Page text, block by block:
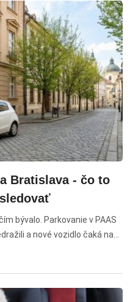
Bratislava - čo to
bývalo. Parkovanie v PAAS
a nové vozidlo čaká na
existuje už dlhší čas - len sa
Dlhodobý
jazdíte. Servis, poistenie,